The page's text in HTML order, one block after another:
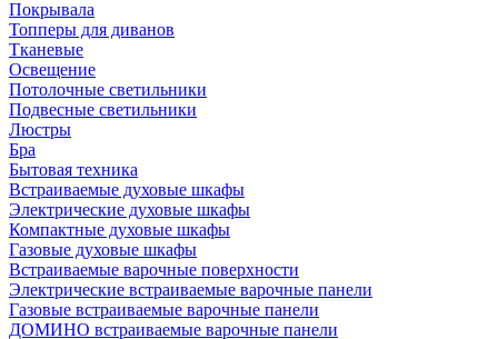
Покрывала
Топперы для диванов
Тканевые
Освещение
Потолочные светильники
Подвесные светильники
Люстры
Бра
Бытовая техника
Встраиваемые духовые шкафы
Электрические духовые шкафы
Компактные духовые шкафы
Газовые духовые шкафы
Встраиваемые варочные поверхности
Электрические встраиваемые варочные панели
Газовые встраиваемые варочные панели
ДОМИНО встраиваемые варочные панели